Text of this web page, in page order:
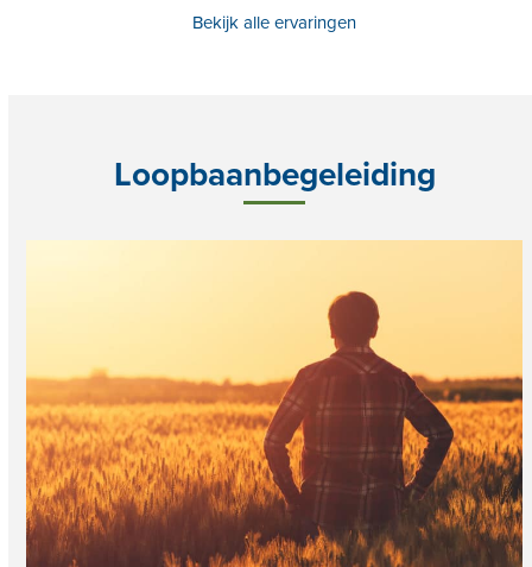
Bekijk alle ervaringen
Loopbaanbegeleiding